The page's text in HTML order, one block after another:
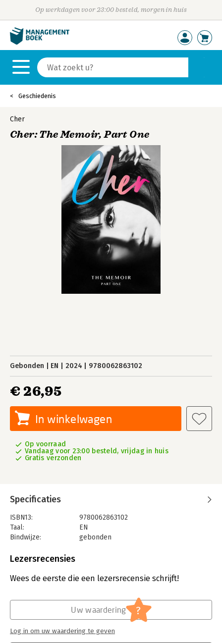
Op werkdagen voor 23:00 besteld, morgen in huis
Geschiedenis
Cher
Cher: The Memoir, Part One
Gebonden EN 2024 9780062863102
€ 26,95
In winkelwagen
Op voorraad
Vandaag voor 23:00 besteld, vrijdag in huis
Gratis verzonden
Specificaties
ISBN13:
9780062863102
Taal:
EN
Bindwijze:
gebonden
Uitgever:
Lezersrecensies
Wees de eerste die een lezersrecensie schrijft!
Uw waardering ?
Log in om uw waardering te geven